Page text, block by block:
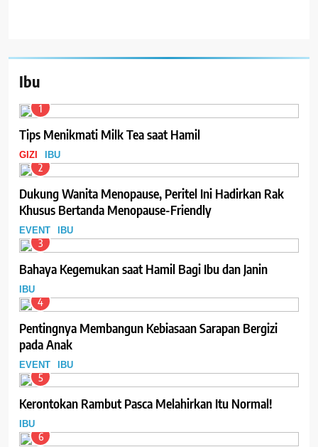
Ibu
1
Tips Menikmati Milk Tea saat Hamil
GIZI IBU
2
Dukung Wanita Menopause, Peritel Ini Hadirkan Rak
Khusus Bertanda Menopause-Friendly
EVENT IBU
3
Bahaya Kegemukan saat Hamil Bagi Ibu dan Janin
IBU
4
Pentingnya Membangun Kebiasaan Sarapan Bergizi
pada Anak
EVENT IBU
5
Kerontokan Rambut Pasca Melahirkan Itu Normal!
IBU
6